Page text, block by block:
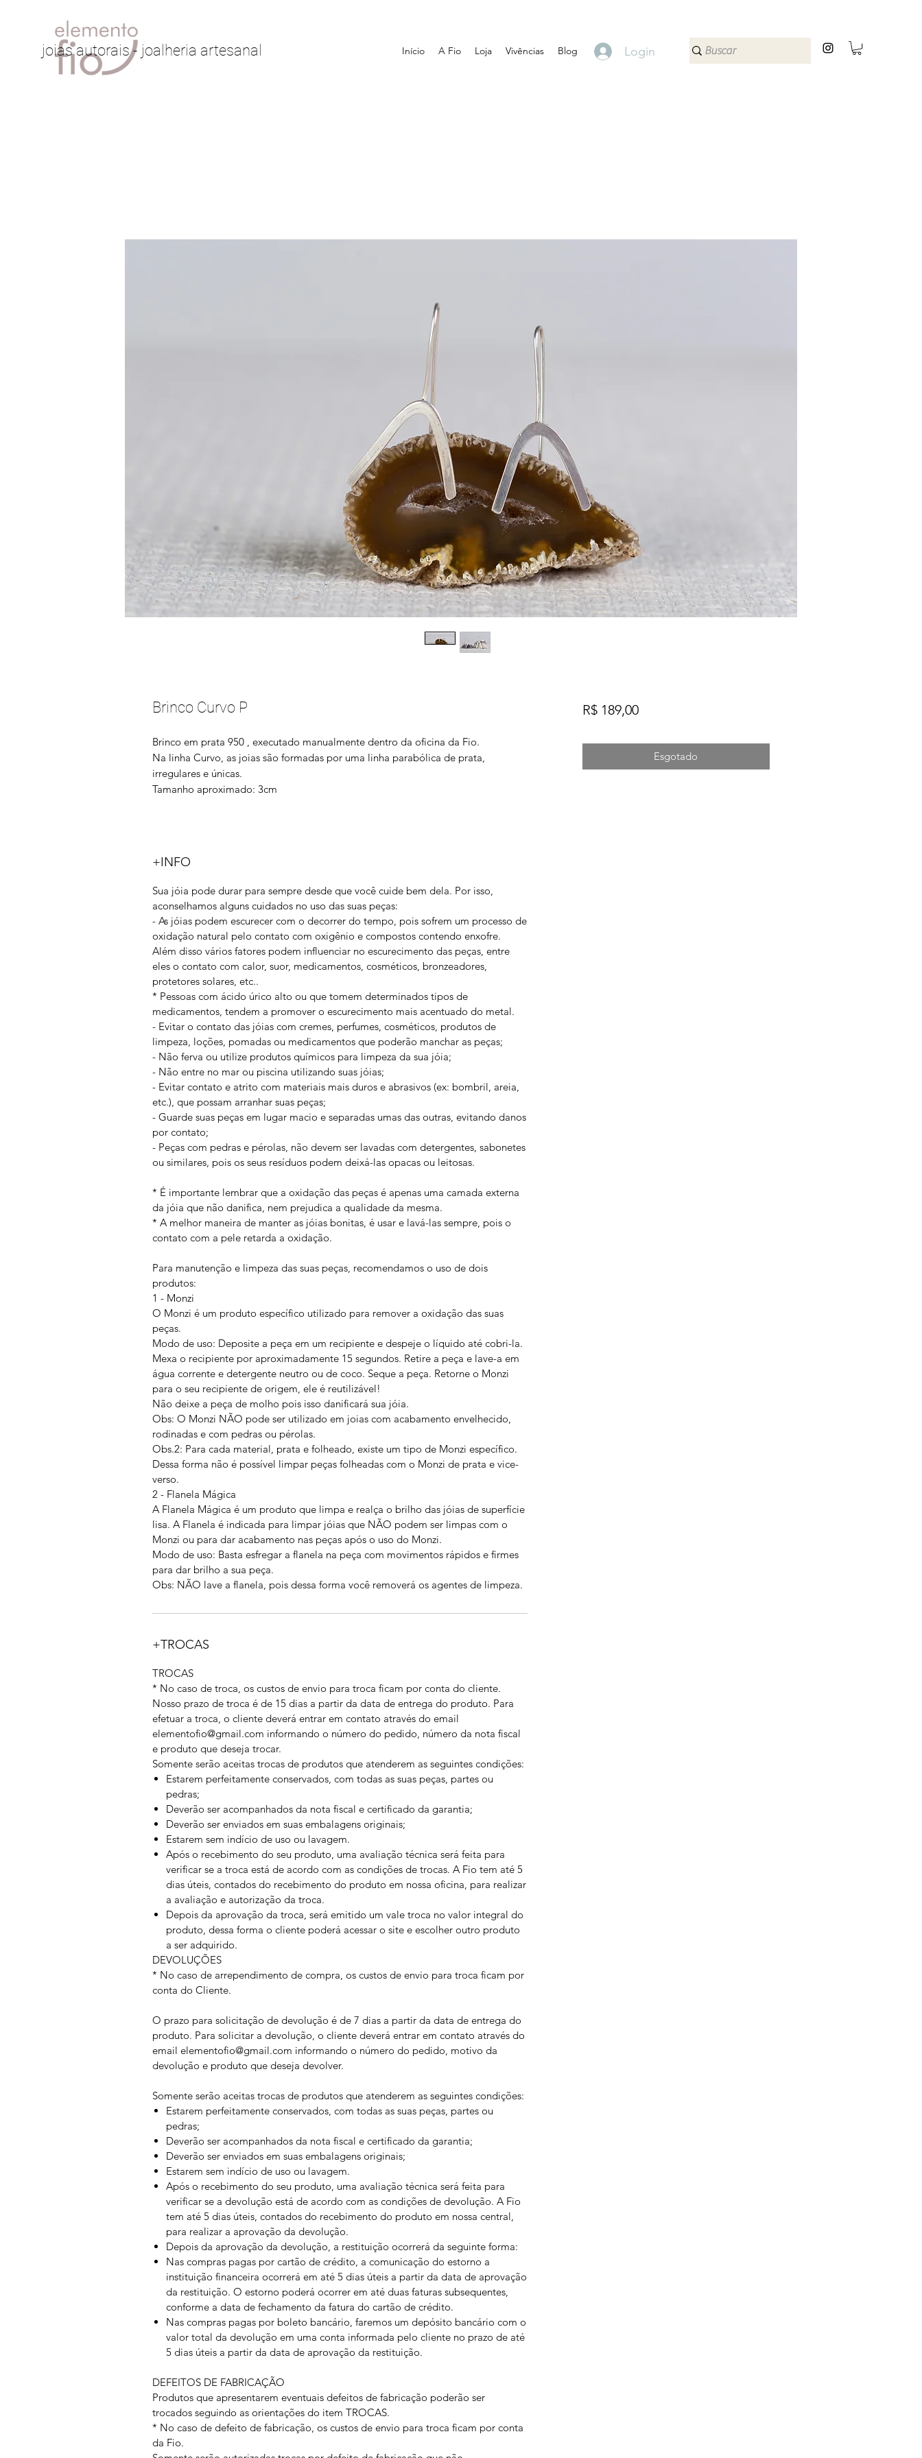
joias autorais - joalheria artesanal Início A Fio Loja Vivências Blog Login
Brinco Curvo P
Brinco em prata 950 , executado manualmente dentro da oficina da Fio.
Na linha Curvo, as joias são formadas por uma linha parabólica de prata,
irregulares e únicas.
Tamanho aproximado: 3cm
+INFO
Sua jóia pode durar para sempre desde que você cuide bem dela. Por isso,
aconselhamos alguns cuidados no uso das suas peças:
- As jóias podem escurecer com o decorrer do tempo, pois sofrem um processo de
oxidação natural pelo contato com oxigênio e compostos contendo enxofre.
Além disso vários fatores podem influenciar no escurecimento das peças, entre
eles o contato com calor, suor, medicamentos, cosméticos, bronzeadores,
protetores solares, etc..
* Pessoas com ácido úrico alto ou que tomem determinados tipos de
medicamentos, tendem a promover o escurecimento mais acentuado do metal.
- Evitar o contato das jóias com cremes, perfumes, cosméticos, produtos de
limpeza, loções, pomadas ou medicamentos que poderão manchar as peças;
- Não ferva ou utilize produtos químicos para limpeza da sua jóia;
- Não entre no mar ou piscina utilizando suas jóias;
- Evitar contato e atrito com materiais mais duros e abrasivos (ex: bombril, areia,
etc.), que possam arranhar suas peças;
- Guarde suas peças em lugar macio e separadas umas das outras, evitando danos
por contato;
- Peças com pedras e pérolas, não devem ser lavadas com detergentes, sabonetes
ou similares, pois os seus resíduos podem deixá-las opacas ou leitosas.
* É importante lembrar que a oxidação das peças é apenas uma camada externa
da jóia que não danifica, nem prejudica a qualidade da mesma.
* A melhor maneira de manter as jóias bonitas, é usar e lavá-las sempre, pois o
contato com a pele retarda a oxidação.
Para manutenção e limpeza das suas peças, recomendamos o uso de dois
produtos:
1 - Monzi
O Monzi é um produto específico utilizado para remover a oxidação das suas
peças.
Modo de uso: Deposite a peça em um recipiente e despeje o líquido até cobri-la.
Mexa o recipiente por aproximadamente 15 segundos. Retire a peça e lave-a em
água corrente e detergente neutro ou de coco. Seque a peça. Retorne o Monzi
para o seu recipiente de origem, ele é reutilizável!
Não deixe a peça de molho pois isso danificará sua jóia.
Obs: O Monzi NÃO pode ser utilizado em joias com acabamento envelhecido,
rodinadas e com pedras ou pérolas.
Obs.2: Para cada material, prata e folheado, existe um tipo de Monzi específico.
Dessa forma não é possível limpar peças folheadas com o Monzi de prata e vice-
verso.
2 - Flanela Mágica
A Flanela Mágica é um produto que limpa e realça o brilho das jóias de superfície
lisa. A Flanela é indicada para limpar jóias que NÃO podem ser limpas com o
Monzi ou para dar acabamento nas peças após o uso do Monzi.
Modo de uso: Basta esfregar a flanela na peça com movimentos rápidos e firmes
para dar brilho a sua peça.
Obs: NÃO lave a flanela, pois dessa forma você removerá os agentes de limpeza.
+TROCAS
TROCAS
* No caso de troca, os custos de envio para troca ficam por conta do cliente.
Nosso prazo de troca é de 15 dias a partir da data de entrega do produto. Para
efetuar a troca, o cliente deverá entrar em contato através do email
elementofio@gmail.com informando o número do pedido, número da nota fiscal
e produto que deseja trocar.
Somente serão aceitas trocas de produtos que atenderem as seguintes condições:
Estarem perfeitamente conservados, com todas as suas peças, partes ou
pedras;
Deverão ser acompanhados da nota fiscal e certificado da garantia;
Deverão ser enviados em suas embalagens originais;
Estarem sem indício de uso ou lavagem.
Após o recebimento do seu produto, uma avaliação técnica será feita para
verificar se a troca está de acordo com as condições de trocas. A Fio tem até 5
dias úteis, contados do recebimento do produto em nossa oficina, para realizar
a avaliação e autorização da troca.
Depois da aprovação da troca, será emitido um vale troca no valor integral do
produto, dessa forma o cliente poderá acessar o site e escolher outro produto
a ser adquirido.
DEVOLUÇÕES
* No caso de arrependimento de compra, os custos de envio para troca ficam por
conta do Cliente.
O prazo para solicitação de devolução é de 7 dias a partir da data de entrega do
produto. Para solicitar a devolução, o cliente deverá entrar em contato através do
email elementofio@gmail.com informando o número do pedido, motivo da
devolução e produto que deseja devolver.
Somente serão aceitas trocas de produtos que atenderem as seguintes condições:
Estarem perfeitamente conservados, com todas as suas peças, partes ou
pedras;
Deverão ser acompanhados da nota fiscal e certificado da garantia;
Deverão ser enviados em suas embalagens originais;
Estarem sem indício de uso ou lavagem.
Após o recebimento do seu produto, uma avaliação técnica será feita para
verificar se a devolução está de acordo com as condições de devolução. A Fio
tem até 5 dias úteis, contados do recebimento do produto em nossa central,
para realizar a aprovação da devolução.
Depois da aprovação da devolução, a restituição ocorrerá da seguinte forma:
Nas compras pagas por cartão de crédito, a comunicação do estorno a
instituição financeira ocorrerá em até 5 dias úteis a partir da data de aprovação
da restituição. O estorno poderá ocorrer em até duas faturas subsequentes,
conforme a data de fechamento da fatura do cartão de crédito.
Nas compras pagas por boleto bancário, faremos um depósito bancário com o
valor total da devolução em uma conta informada pelo cliente no prazo de até
5 dias úteis a partir da data de aprovação da restituição.
DEFEITOS DE FABRICAÇÃO
Produtos que apresentarem eventuais defeitos de fabricação poderão ser
trocados seguindo as orientações do item TROCAS.
* No caso de defeito de fabricação, os custos de envio para troca ficam por conta
da Fio.
R$ 189,00Preço
Esgotado